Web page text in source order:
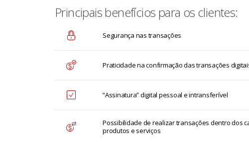
Principais benefícios para os clientes:
Segurança nas transações
Praticidade na confirmação das transações
“Assinatura” digital pessoal e intransferível
Possibilidade de realizar transações dentro dos
produtos e serviços